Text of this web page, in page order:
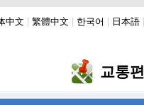
中文 繁體中文 한국어 日本語
교통편